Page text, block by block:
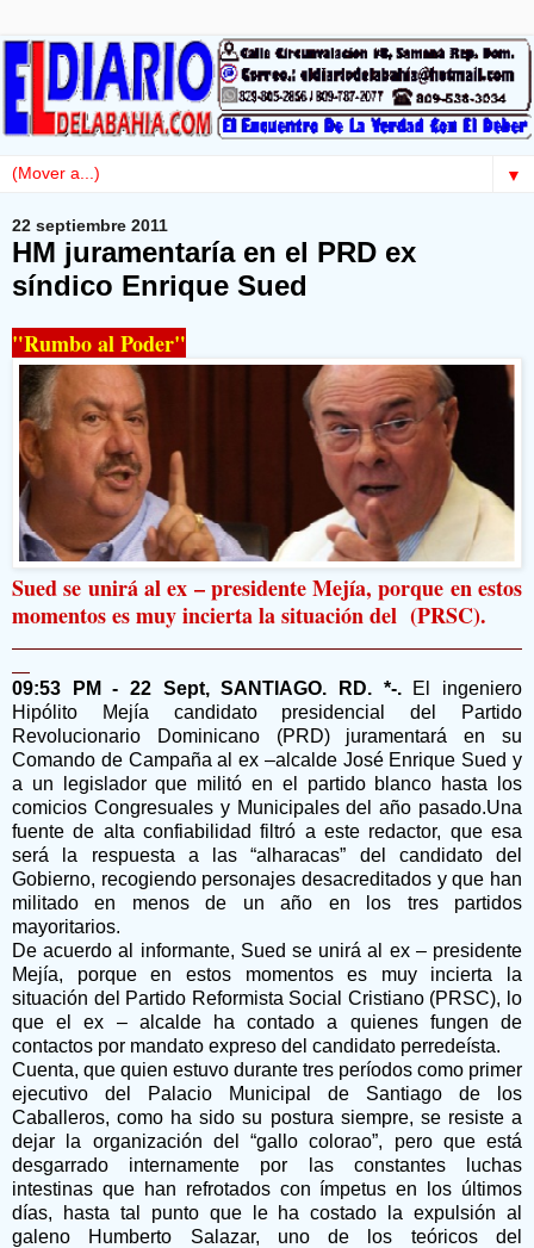
▼
22 septiembre 2011
HM juramentaría en el PRD ex
síndico Enrique Sued
"Rumbo al Poder"
Sued se unirá al ex – presidente Mejía, porque en estos
momentos es muy incierta la situación del (PRSC).
09:53 PM - 22 Sept, SANTIAGO. RD. *-.El ingeniero
Hipólito Mejía candidato presidencial del Partido
Revolucionario Dominicano (PRD) juramentará en su
Comando de Campaña al ex –alcalde José Enrique Sued y
a un legislador que militó en el partido blanco hasta los
comicios Congresuales y Municipales del año pasado.Una
fuente de alta confiabilidad filtró a este redactor, que esa
será la respuesta a las “alharacas” del candidato del
Gobierno, recogiendo personajes desacreditados y que han
militado en menos de un año en los tres partidos
mayoritarios.
De acuerdo al informante, Sued se unirá al ex – presidente
Mejía, porque en estos momentos es muy incierta la
situación del Partido Reformista Social Cristiano (PRSC), lo
que el ex – alcalde ha contado a quienes fungen de
contactos por mandato expreso del candidato perredeísta.
Cuenta, que quien estuvo durante tres períodos como primer
ejecutivo del Palacio Municipal de Santiago de los
Caballeros, como ha sido su postura siempre, se resiste a
dejar la organización del “gallo colorao”, pero que está
desgarrado internamente por las constantes luchas
intestinas que han refrotados con ímpetus en los últimos
días, hasta tal punto que le ha costado la expulsión al
galeno Humberto Salazar, uno de los teóricos del